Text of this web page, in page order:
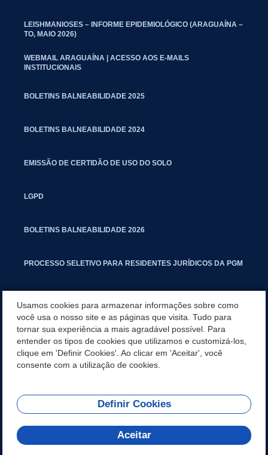
LEISHMANIOSES – INFORME EPIDEMIOLÓGICO (ARAGUAÍNA –
TO, MAIO 2026)
WEBMAIL ARAGUAÍNA | ACESSO AOS E-MAILS
INSTITUCIONAIS
BOLETINS BALNEABILIDADE 2025
BOLETINS BALNEABILIDADE 2024
EMISSÃO DE CERTIDÃO DE USO DO SOLO
LGPD
BOLETINS BALNEABILIDADE 2026
PROCESSO SELETIVO PARA RESIDENTES JURÍDICOS DA PGM
MANUAL DE PROCEDIMENTOS IMOBILIÁRIOS SEINFRA
TURMINHA DO LAGO
REDES SOCIAIS
Usamos cookies para armazenar informações sobre como
você usa o nosso site e as páginas que visita. Tudo para
tornar sua experiência a mais agradável possível. Para
entender os tipos de cookies que utilizamos e customizá-los,
clique em 'Definir Cookies'. Ao clicar em 'Aceitar', você
consente com a utilização de cookies.
Definir Cookies
Aceitar